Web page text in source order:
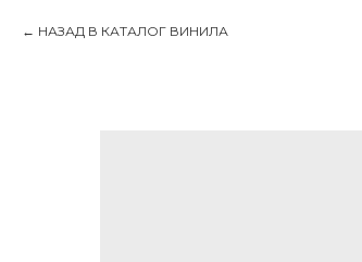
НАЗАД В КАТАЛОГ ВИНИЛА